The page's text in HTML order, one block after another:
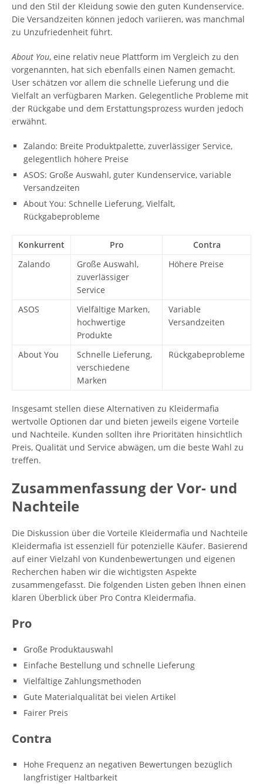
und den Stil der Kleidung sowie den guten Kundenservice.
Die Versandzeiten können jedoch variieren, was manchmal
zu Unzufriedenheit führt.
About You, eine relativ neue Plattform im Vergleich zu den
vorgenannten, hat sich ebenfalls einen Namen gemacht.
User schätzen vor allem die schnelle Lieferung und die
Vielfalt an verfügbaren Marken. Gelegentliche Probleme mit
der Rückgabe und dem Erstattungsprozess wurden jedoch
erwähnt.
Zalando: Breite Produktpalette, zuverlässiger Service,
gelegentlich höhere Preise
ASOS: Große Auswahl, guter Kundenservice, variable
Versandzeiten
About You: Schnelle Lieferung, Vielfalt,
Rückgabeprobleme
Konkurrent Pro
Contra
Zalando
Große Auswahl,
zuverlässiger
Service
Höhere Preise
ASOS
Vielfältige Marken,
hochwertige
Produkte
Variable
Versandzeiten
About You
Schnelle Lieferung,
verschiedene
Marken
Rückgabeprobleme
Insgesamt stellen diese Alternativen zu Kleidermafia
wertvolle Optionen dar und bieten jeweils eigene Vorteile
und Nachteile. Kunden sollten ihre Prioritäten hinsichtlich
Preis, Qualität und Service abwägen, um die beste Wahl zu
treffen.
Zusammenfassung der Vor- und
Nachteile
Die Diskussion über die Vorteile Kleidermafia und Nachteile
Kleidermafia ist essenziell für potenzielle Käufer. Basierend
auf einer Vielzahl von Kundenbewertungen und eigenen
Recherchen haben wir die wichtigsten Aspekte
zusammengefasst. Die folgenden Listen geben Ihnen einen
klaren Überblick über Pro Contra Kleidermafia.
Pro
Große Produktauswahl
Einfache Bestellung und schnelle Lieferung
Vielfältige Zahlungsmethoden
Gute Materialqualität bei vielen Artikel
Fairer Preis
Contra
Hohe Frequenz an negativen Bewertungen bezüglich
langfristiger Haltbarkeit